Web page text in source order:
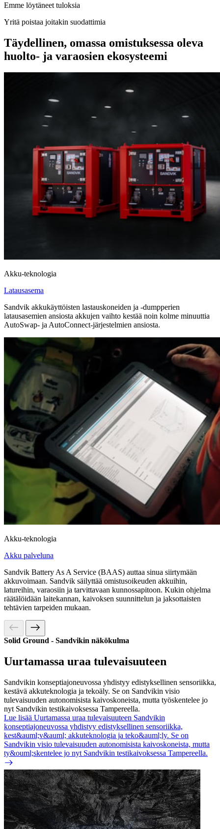
Emme löytäneet tuloksia
Yritä poistaa joitakin suodattimia
Täydellinen, omassa omistuksessa oleva
huolto- ja varaosien ekosysteemi
Akku-teknologia
Latausasema
Sandvik akkukäyttöisten lastauskoneiden ja -dumpperien
latausasemien ansiosta akkujen vaihto kestää noin kolme minuuttia
AutoSwap- ja AutoConnect-järjestelmien ansiosta.
Akku-teknologia
Akku palveluna
Sandvik Battery As A Service (BAAS) auttaa sinua siirtymään
akkuvoimaan. Sandvik säilyttää omistusoikeuden akkuihin,
latureihin, varaosiin ja tarvittavaan kunnossapitoon. Kukin ohjelma
räätälöidään laitekannan, kaivoksen suunnittelun ja jaksottaisten
tehtävien tarpeiden mukaan.
Solid Ground - Sandvikin näkökulma
Uurtamassa uraa tulevaisuuteen
Sandvikin konseptiajoneuvossa yhdistyy edistyksellinen sensoriikka,
kestävä akkuteknologia ja tekoäly. Se on Sandvikin visio
tulevaisuuden autonomisista kaivoskoneista, mutta työskentelee jo
nyt Sandvikin testikaivoksessa Tampereella.
Lue lisää Uurtamassa uraa tulevaisuuteen Sandvikin
konseptiajoneuvossa yhdistyy edistyksellinen sensoriikka,
kest&auml;v&auml; akkuteknologia ja teko&auml;ly. Se on
Sandvikin visio tulevaisuuden autonomisista kaivoskoneista, mutta
ty&ouml;skentelee jo nyt Sandvikin testikaivoksessa Tampereella.